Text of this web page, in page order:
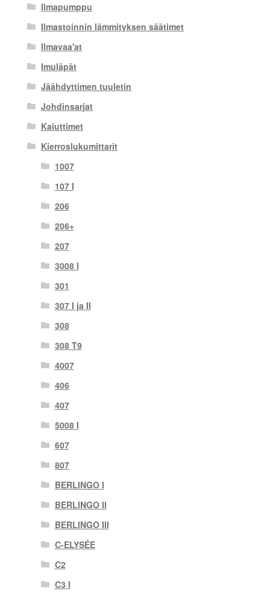
Ilmapumppu
Ilmastoinnin lämmityksen säätimet
Ilmavaa'at
Imuläpät
Jäähdyttimen tuuletin
Johdinsarjat
Kaiuttimet
Kierroslukumittarit
1007
107 I
206
206+
207
3008 I
301
307 I ja II
308
308 T9
4007
406
407
5008 I
607
807
BERLINGO I
BERLINGO II
BERLINGO III
C-ELYSÉE
C2
C3 I